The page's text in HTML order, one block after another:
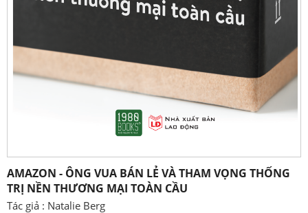
AMAZON - ÔNG VUA BÁN LẺ VÀ THAM VỌNG THỐNG
TRỊ NỀN THƯƠNG MẠI TOÀN CẦU
Tác giả : Natalie Berg